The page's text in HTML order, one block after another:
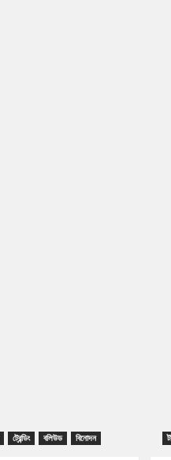
ট্রেন্ডিং বলিউড বিনোদন